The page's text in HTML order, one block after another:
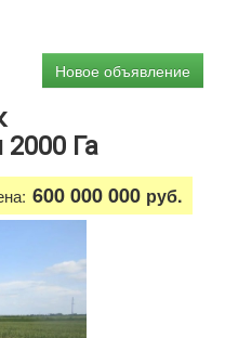
Новое объявление
2000 Га
600 000 000 руб.